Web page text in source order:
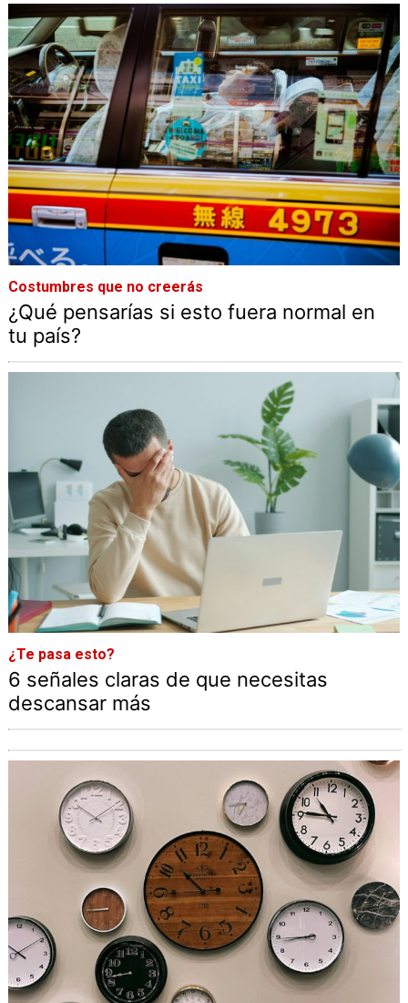
Costumbres que no creerás
¿Qué pensarías si esto fuera normal en
tu país?
¿Te pasa esto?
6 señales claras de que necesitas
descansar más